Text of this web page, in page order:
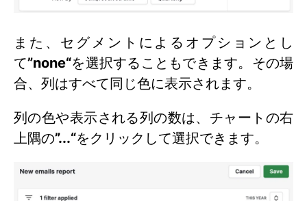
また、セグメントによるオプションとし
て”none“を選択することもできます。その場
合、列はすべて同じ色に表示されます。
列の色や表示される列の数は、チャートの右
上隅の”...“をクリックして選択できます。